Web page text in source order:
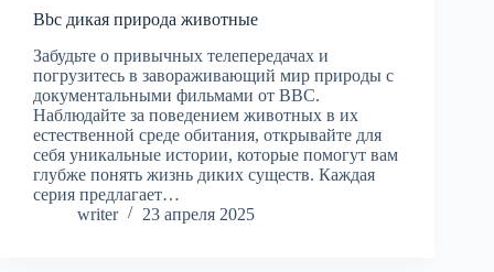
Bbc дикая природа животные
Забудьте о привычных телепередачах и
погрузитесь в завораживающий мир природы с
документальными фильмами от BBC.
Наблюдайте за поведением животных в их
естественной среде обитания, открывайте для
себя уникальные истории, которые помогут вам
глубже понять жизнь диких существ. Каждая
серия предлагает…
writer
23 апреля 2025